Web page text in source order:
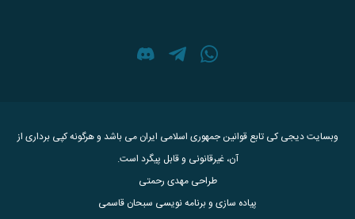
وبسایتدیجی کی تابع قوانین جمهوری اسلامی ایران می باشد و هرگونه کپی برداری از
آن، غیرقانونی و قابل پیگرد است.
طراحی مهدی رحمتی
پیاده سازی و برنامه نویسی سبحان قاسمی